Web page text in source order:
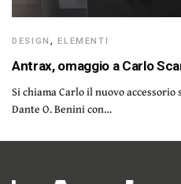
DESIGN ,ELEMENTI
Antrax, omaggio a Carlo
Si chiama Carlo il nuovo
Dante O. Benini con…